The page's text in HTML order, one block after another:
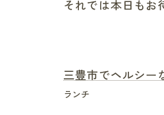
それでは本日も
三豊市でヘルシー
ランチ